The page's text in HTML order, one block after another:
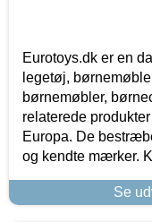
Eurotoys.dk er en
legetøj,
børnemøbler,
relaterede
Europa. De
og kendte mærker.
Se